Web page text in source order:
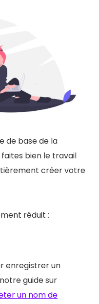
de base de la
bien le travail
créer votre
réduit :
enregistrer un
guide sur
un nom de